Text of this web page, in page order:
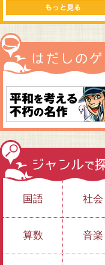
国語 社会
算数 音楽